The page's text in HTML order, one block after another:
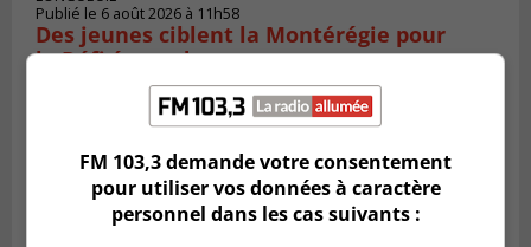
Publié le 6 août 2026 à 11h58
Des jeunes ciblent la Montérégie pour
le Défi écrou de roue
FM 103,3 demande votre consentement
pour utiliser vos données à caractère
personnel dans les cas suivants :